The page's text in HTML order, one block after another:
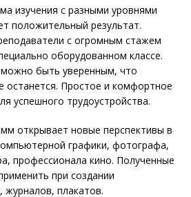
изучения с разными уровнями
положительный результат.
с огромным стажем
оборудованном классе.
быть уверенным, что
останется. Простое и комфортное
успешного трудоустройства.
открывает новые перспективы в
графики, фотографа,
профессионала кино. Полученные
при создании
журналов, плакатов.